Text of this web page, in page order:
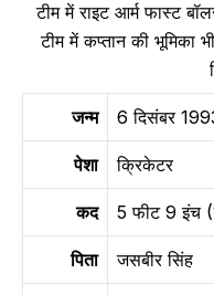
टीम में राइट आर्म फास्ट
टीम में कप्तान की भूमिका
जन्म 6 दिसंबर
पेशा क्रिकेटर
कद 5 फीट 9 इंच
पिता जसबीर सिंह